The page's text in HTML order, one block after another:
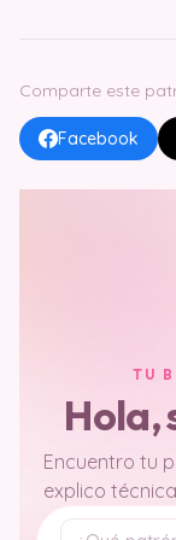
Comparte este
Facebook
TU
Hola,
Encuentro tu
explico